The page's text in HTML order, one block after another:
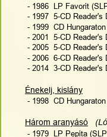
- 1986  LP Favorit
- 1997  5-CD Reader's
- 1999  CD
- 2001  5-CD
- 2005  5-CD
- 2006  6-CD
- 2014  3-CD
Énekelj, kislány
- 1998  CD
Három aranyásó
- 1979  LP Pepita